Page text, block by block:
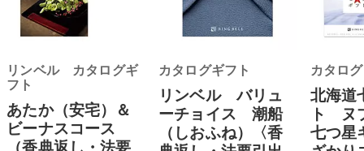
リンベル カタログギ
フト
あたか（安宅）＆
ビーナスコース
（香典返し・法要
カタログギフト
リンベル バリュ
ーチョイス 潮船
（しおふね）〈香
カタロ
北海道
ト ヌ
七つ